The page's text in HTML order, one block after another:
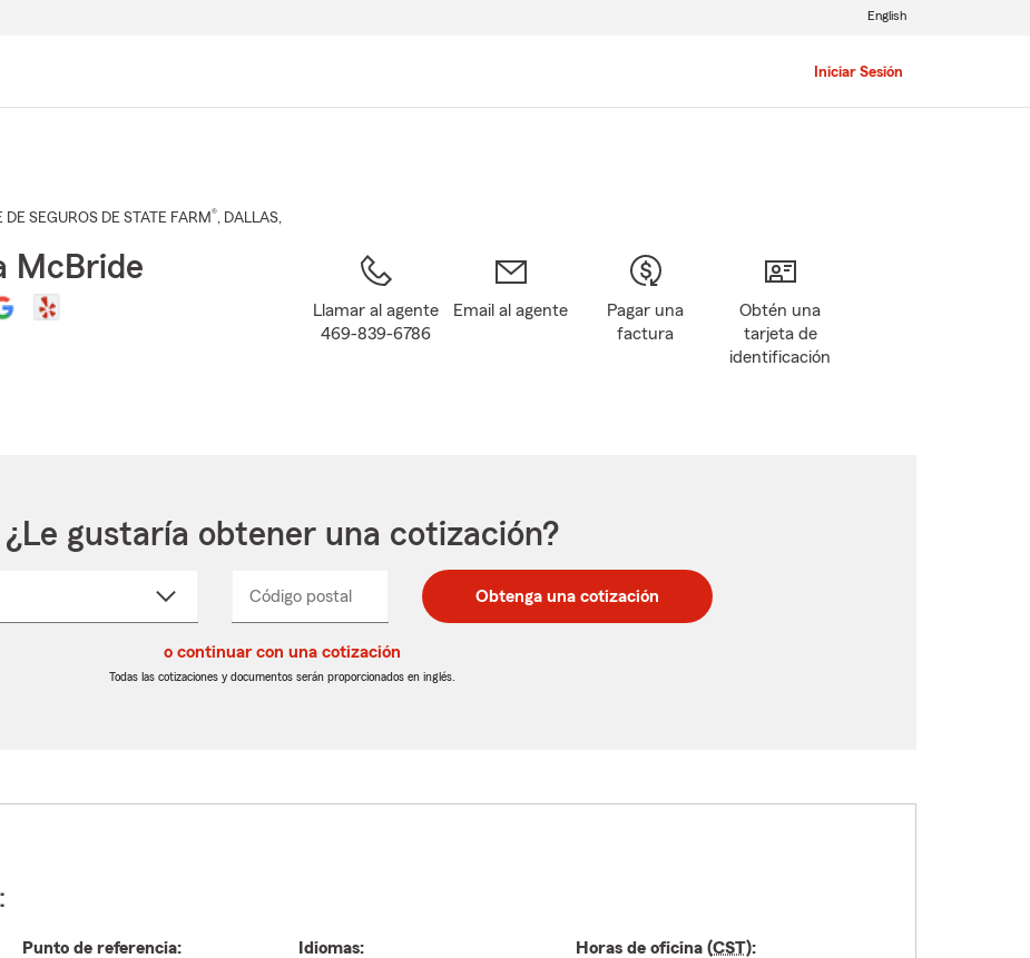
Iniciar Sesión
English
DE SEGUROS DE STATE FARM®, DALLAS,
McBride
Llamar al agente
469-839-6786
Email al agente
Pagar una
factura
Obtén una
tarjeta de
identificación
¿Le gustaría obtener una cotización?
Seleccione
Código postal
postal
de
postal
de
_____ Obtenga una cotización
o continuar con una cotización
Todas las cotizaciones y documentos serán proporcionados en inglés.
Punto de referencia:
Idiomas:
Horas de oficina (CST):